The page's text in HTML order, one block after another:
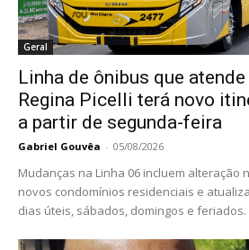
Geral
Linha de ônibus que atende
Regina Picelli terá novo
a partir de segunda-feira
Gabriel Gouvêa - 05/08/2026
Mudanças na Linha 06 incluem
novos condomínios residenciais e
dias úteis, sábados, domingos e feriados.